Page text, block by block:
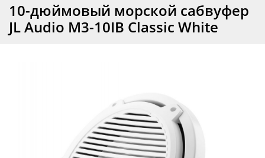
10-дюймовый морской сабвуфер
JL Audio M3-10IB Classic White